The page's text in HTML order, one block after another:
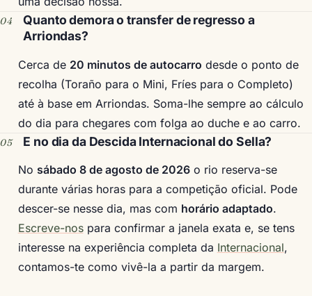
Quanto demora o transfer de regresso a
Arriondas?
Cerca de 20 minutos de autocarro desde o ponto de
recolha (Toraño para o Mini, Fríes para o Completo)
até à base em Arriondas. Soma-lhe sempre ao cálculo
do dia para chegares com folga ao duche e ao carro.
E no dia da Descida Internacional do Sella?
No sábado 8 de agosto de 2026o rio reserva-se
durante várias horas para a competição oficial. Pode
descer-se nesse dia, mas com horário adaptado.
Escreve-nospara confirmar a janela exata e, se tens
interesse na experiência completa da Internacional,
contamos-te como vivê-la a partir da margem.